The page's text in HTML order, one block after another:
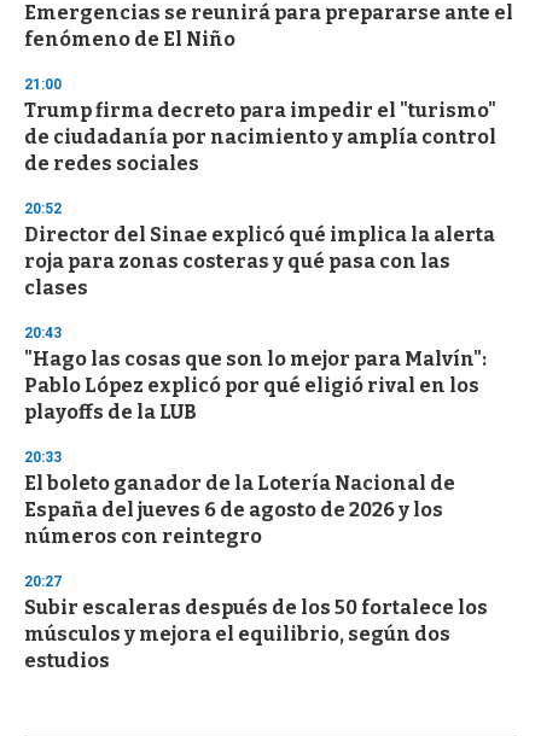
Emergencias se reunirá para prepararse ante el
fenómeno de El Niño
21:00
Trump firma decreto para impedir el "turismo"
de ciudadanía por nacimiento y amplía control
de redes sociales
20:52
Director del Sinae explicó qué implica la alerta
roja para zonas costeras y qué pasa con las
clases
20:43
"Hago las cosas que son lo mejor para Malvín":
Pablo López explicó por qué eligió rival en los
playoffs de la LUB
20:33
El boleto ganador de la Lotería Nacional de
España del jueves 6 de agosto de 2026 y los
números con reintegro
20:27
Subir escaleras después de los 50 fortalece los
músculos y mejora el equilibrio, según dos
estudios